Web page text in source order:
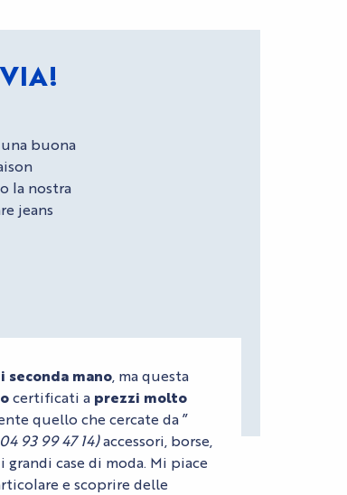
buona
la nostra
jeans
seconda mano , ma questa
certificati a prezzi molto
quello che cercate da ”
93 99 47 14)accessori, borse,
case di moda. Mi piace
e scoprire delle